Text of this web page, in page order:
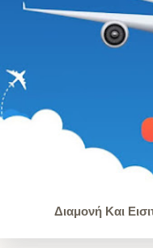
Διαμονή Και